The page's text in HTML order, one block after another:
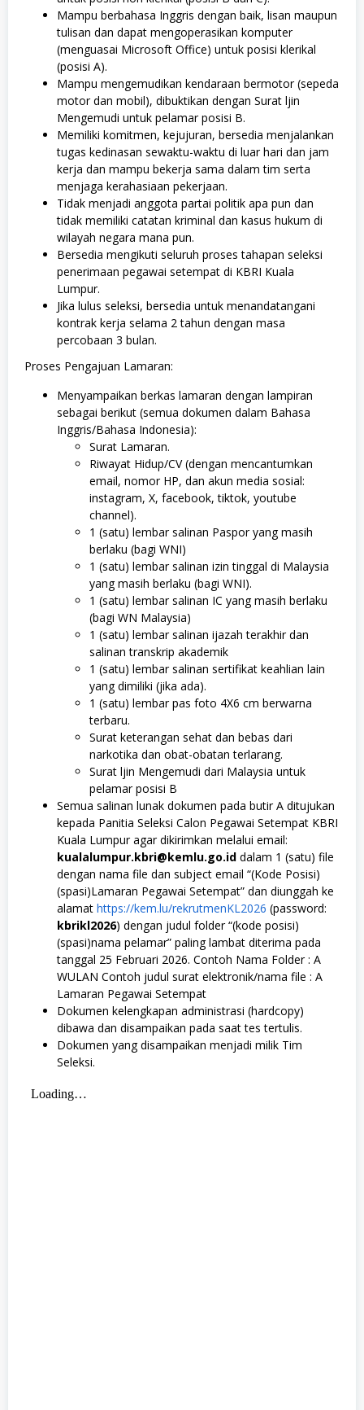
Mampu berbahasa Inggris dengan baik, lisan maupun
tulisan dan dapat mengoperasikan komputer
(menguasai Microsoft Office) untuk posisi klerikal
(posisi A).
Mampu mengemudikan kendaraan bermotor (sepeda
motor dan mobil), dibuktikan dengan Surat ljin
Mengemudi untuk pelamar posisi B.
Memiliki komitmen, kejujuran, bersedia menjalankan
tugas kedinasan sewaktu-waktu di luar hari dan jam
kerja dan mampu bekerja sama dalam tim serta
menjaga kerahasiaan pekerjaan.
Tidak menjadi anggota partai politik apa pun dan
tidak memiliki catatan kriminal dan kasus hukum di
wilayah negara mana pun.
Bersedia mengikuti seluruh proses tahapan seleksi
penerimaan pegawai setempat di KBRI Kuala
Lumpur.
Jika lulus seleksi, bersedia untuk menandatangani
kontrak kerja selama 2 tahun dengan masa
percobaan 3 bulan.
Proses Pengajuan Lamaran:
Menyampaikan berkas lamaran dengan lampiran
sebagai berikut (semua dokumen dalam Bahasa
Inggris/Bahasa Indonesia):
Surat Lamaran.
Riwayat Hidup/CV (dengan mencantumkan
email, nomor HP, dan akun media sosial:
instagram, X, facebook, tiktok, youtube
channel).
1 (satu) lembar salinan Paspor yang masih
berlaku (bagi WNI)
1 (satu) lembar salinan izin tinggal di Malaysia
yang masih berlaku (bagi WNI).
1 (satu) lembar salinan IC yang masih berlaku
(bagi WN Malaysia)
1 (satu) lembar salinan ijazah terakhir dan
salinan transkrip akademik
1 (satu) lembar salinan sertifikat keahlian lain
yang dimiliki (jika ada).
1 (satu) lembar pas foto 4X6 cm berwarna
terbaru.
Surat keterangan sehat dan bebas dari
narkotika dan obat-obatan terlarang.
Surat ljin Mengemudi dari Malaysia untuk
pelamar posisi B
Semua salinan lunak dokumen pada butir A ditujukan
kepada Panitia Seleksi Calon Pegawai Setempat KBRI
Kuala Lumpur agar dikirimkan melalui email:
kualalumpur.kbri@kemlu.go.id dalam 1 (satu) file
dengan nama file dan subject email “(Kode Posisi)
(spasi)Lamaran Pegawai Setempat” dan diunggah ke
alamat https://kem.lu/rekrutmenKL2026 (password:
kbrikl2026) dengan judul folder “(kode posisi)
(spasi)nama pelamar” paling lambat diterima pada
tanggal 25 Februari 2026. Contoh Nama Folder : A
WULAN Contoh judul surat elektronik/nama file : A
Lamaran Pegawai Setempat
Dokumen kelengkapan administrasi (hardcopy)
dibawa dan disampaikan pada saat tes tertulis.
Dokumen yang disampaikan menjadi milik Tim
Seleksi.